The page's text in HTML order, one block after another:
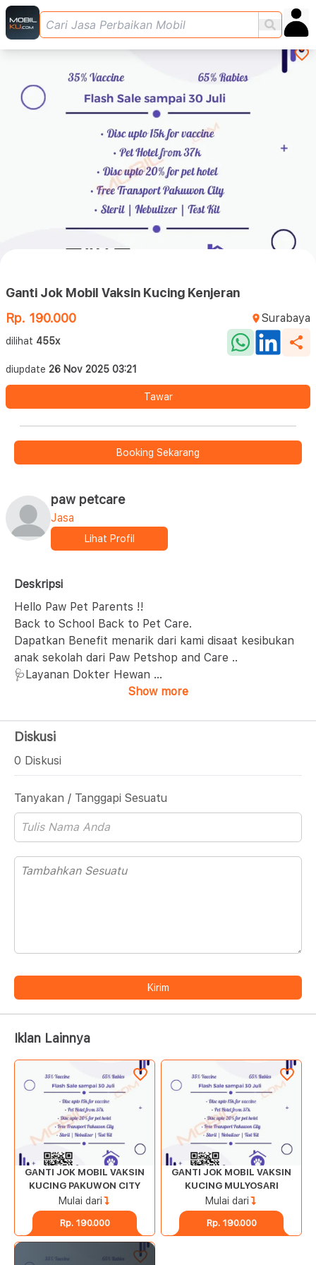
Ganti Jok Mobil Vaksin Kucing Kenjeran
Rp. 190.000
Surabaya
dilihat 455x
diupdate 26 Nov 2025 03:21
Tawar
Booking Sekarang
paw petcare
Jasa
Lihat Profil
Deskripsi
Hello Paw Pet Parents !!
Back to School Back to Pet Care.
Dapatkan Benefit menarik dari kami disaat kesibukan
anak sekolah dari Paw Petshop and Care ..
🩺Layanan Dokter Hewan ...
Show more
Diskusi
0 Diskusi
Tanyakan / Tanggapi Sesuatu
Kirim
Iklan Lainnya
GANTI JOK MOBIL VAKSIN
KUCING PAKUWON CITY
Mulai dari
Rp. 190.000
GANTI JOK MOBIL VAKSIN
KUCING MULYOSARI
Mulai dari
Rp. 190.000